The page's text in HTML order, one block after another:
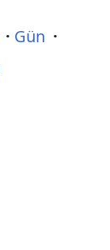
· Gün ·